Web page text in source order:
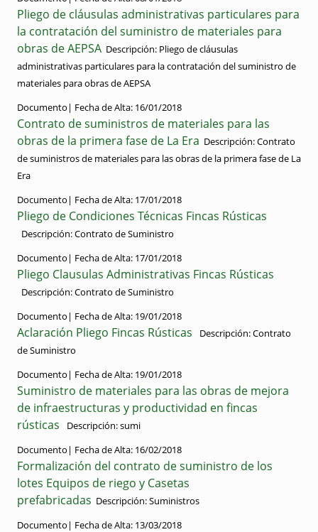
Pliego de cláusulas administrativas particulares para
la contratación del suministro de materiales para
obras de AEPSA Descripción: Pliego de cláusulas
administrativas particulares para la contratación del suministro de
materiales para obras de AEPSA
Documento| Fecha de Alta: 16/01/2018
Contrato de suministros de materiales para las
obras de la primera fase de La Era Descripción:Contrato
de suministros de materiales para las obras de la primera fase de La
Era
Documento| Fecha de Alta: 17/01/2018
Pliego de Condiciones Técnicas Fincas Rústicas
Descripción:Contrato de Suministro
Documento| Fecha de Alta: 17/01/2018
Pliego Clausulas Administrativas Fincas Rústicas
Descripción:Contrato de Suministro
Documento| Fecha de Alta: 19/01/2018
Aclaración Pliego Fincas Rústicas Descripción:Contrato
de Suministro
Documento| Fecha de Alta: 19/01/2018
Suministro de materiales para las obras de mejora
de infraestructuras y productividad en fincas
rústicas
Descripción:sumi
Documento| Fecha de Alta: 16/02/2018
Formalización del contrato de suministro de los
lotes Equipos de riego y Casetas
prefabricadas Descripción:Suministros
Documento| Fecha de Alta: 13/03/2018